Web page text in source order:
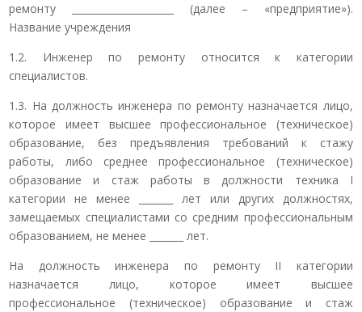
ремонту _____________________ (далее – «предприятие»).
Название учреждения
1.2. Инженер по ремонту относится к категории
специалистов.
1.3. На должность инженера по ремонту назначается лицо,
которое имеет высшее профессиональное (техническое)
образование, без предъявления требований к стажу
работы, либо среднее профессиональное (техническое)
образование и стаж работы в должности техника I
категории не менее _______ лет или других должностях,
замещаемых специалистами со средним профессиональным
образованием, не менее _______ лет.
На должность инженера по ремонту II категории
назначается лицо, которое имеет высшее
профессиональное (техническое) образование и стаж